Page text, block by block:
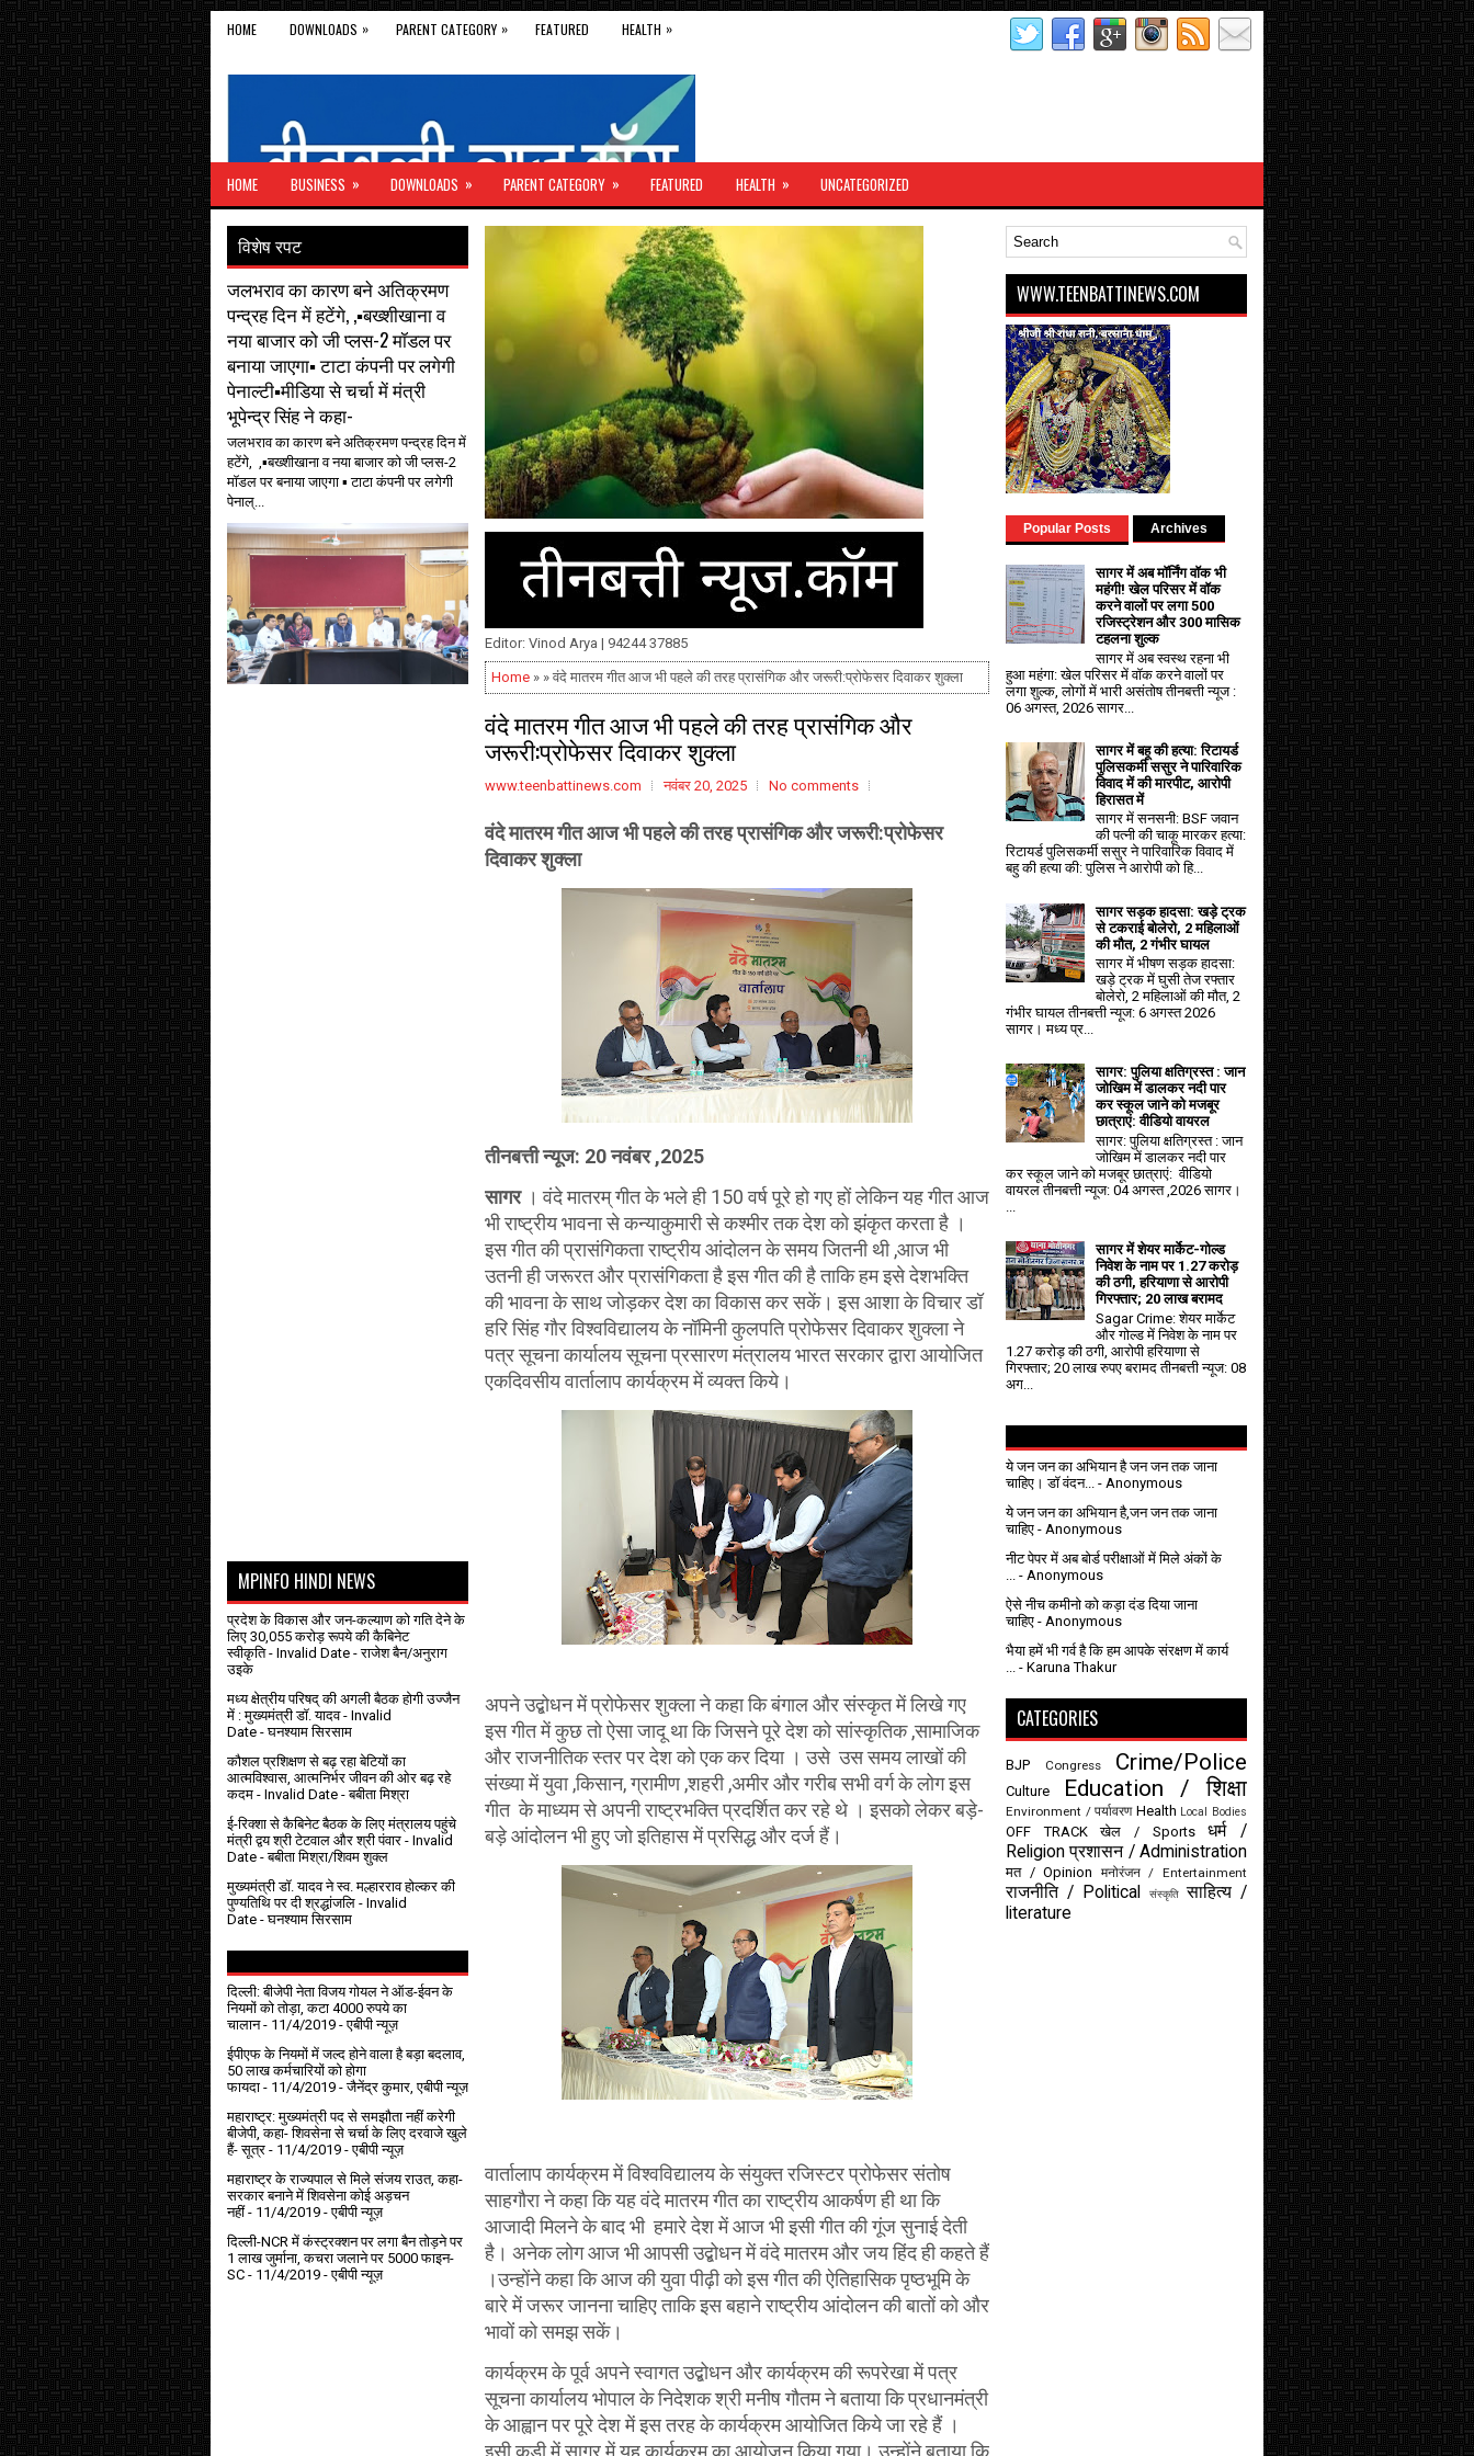
HOME DOWNLOADS » PARENT CATEGORY » FEATURED HEALTH »
HOME BUSINESS » DOWNLOADS » PARENT CATEGORY » FEATURED HEALTH » UNCATEGORIZED
Editor: Vinod Arya | 94244 37885
Home » » वंदे मातरम गीत आज भी पहले की तरह प्रासंगिक और जरूरी:प्रोफेसर दिवाकर शुक्ला
वंदे मातरम गीत आज भी पहले की तरह प्रासंगिक और
जरूरी:प्रोफेसर दिवाकर शुक्ला
www.teenbattinews.com नवंबर 20, 2025 No comments
वंदे मातरम गीत आज भी पहले की तरह प्रासंगिक और जरूरी:प्रोफेसर
दिवाकरशुक्ला
तीनबत्ती न्यूज: 20 नवंबर ,2025
सागर। वंदे मातरम् गीत के भले ही 150 वर्ष पूरे हो गए हों लेकिन यह गीत आज
भी राष्ट्रीय भावना से कन्याकुमारी से कश्मीर तक देश को झंकृत करता है ।
इस गीत की प्रासंगिकता राष्ट्रीय आंदोलन के समय जितनी थी ,आज भी
उतनी ही जरूरत और प्रासंगिकता है इस गीत की है ताकि हम इसे देशभक्ति
की भावना के साथ जोड़कर देश का विकास कर सकें। इस आशा के विचार डॉ
हरि सिंह गौर विश्वविद्यालय के नॉमिनी कुलपति प्रोफेसर दिवाकर शुक्ला ने
पत्र सूचना कार्यालय सूचना प्रसारण मंत्रालय भारत सरकार द्वारा आयोजित
एकदिवसीय वार्तालाप कार्यक्रम में व्यक्त किये।
अपने उद्बोधन में प्रोफेसर शुक्ला ने कहा कि बंगाल और संस्कृत में लिखे गए
इस गीत में कुछ तो ऐसा जादू था कि जिसने पूरे देश को सांस्कृतिक ,सामाजिक
और राजनीतिक स्तर पर देश को एक कर दिया । उसे उस समय लाखों की
संख्या में युवा ,किसान, ग्रामीण ,शहरी ,अमीर और गरीब सभी वर्ग के लोग इस
गीत के माध्यम से अपनी राष्ट्रभक्ति प्रदर्शित कर रहे थे । इसको लेकर बड़े-
बड़े आंदोलन भी हुए जो इतिहास में प्रसिद्ध और दर्ज हैं।
वार्तालाप कार्यक्रम में विश्वविद्यालय के संयुक्त रजिस्टर प्रोफेसर संतोष
साहगौरा ने कहा कि यह वंदे मातरम गीत का राष्ट्रीय आकर्षण ही था कि
आजादी मिलने के बाद भी हमारे देश में आज भी इसी गीत की गूंज सुनाई देती
है। अनेक लोग आज भी आपसी उद्बोधन में वंदे मातरम और जय हिंद ही कहते हैं
।उन्होंने कहा कि आज की युवा पीढ़ी को इस गीत की ऐतिहासिक पृष्ठभूमि के
बारे में जरूर जानना चाहिए ताकि इस बहाने राष्ट्रीय आंदोलन की बातों को और
भावों को समझ सकें।
कार्यक्रम के पूर्व अपने स्वागत उद्बोधन और कार्यक्रम की रूपरेखा में पत्र
सूचना कार्यालय भोपाल के निदेशक श्री मनीष गौतम ने बताया कि प्रधानमंत्री
के आह्वान पर पूरे देश में इस तरह के कार्यक्रम आयोजित किये जा रहे हैं ।
इसी कड़ी में सागर में यह कार्यक्रम का आयोजन किया गया। उन्होंने बताया कि
विशेष रपट
जलभराव का कारण बने अतिक्रमण
पन्द्रह दिन में हटेंगे, ,▪️बख्शीखाना व
नया बाजार को जी प्लस-2 मॉडल पर
बनाया जाएगा▪️ टाटा कंपनी पर लगेगी
पेनाल्टी▪️मीडिया से चर्चा में मंत्री
भूपेन्द्र सिंह ने कहा-
जलभराव का कारण बने अतिक्रमण पन्द्रह दिन में
हटेंगे, ,▪️बख्शीखाना व नया बाजार को जी प्लस-2
मॉडल पर बनाया जाएगा ▪️ टाटा कंपनी पर लगेगी
पेनाल्...
MPINFO HINDI NEWS
प्रदेश के विकास और जन-कल्याण को गति देने के
लिए 30,055 करोड़ रूपये की कैबिनेट
स्वीकृति- Invalid Date - राजेश बैन/अनुराग
उइके
मध्य क्षेत्रीय परिषद् की अगली बैठक होगी उज्जैन
में : मुख्यमंत्री डॉ. यादव- Invalid
Date - घनश्याम सिरसाम
कौशल प्रशिक्षण से बढ़ रहा बेटियों का
आत्मविश्वास, आत्मनिर्भर जीवन की ओर बढ़ रहे
कदम - Invalid Date - बबीता मिश्रा
ई-रिक्शा से कैबिनेट बैठक के लिए मंत्रालय पहुंचे
मंत्री द्वय श्री टेटवाल और श्री पंवार - Invalid
Date - बबीता मिश्रा/शिवम शुक्ल
मुख्यमंत्री डॉ. यादव ने स्व. मल्हारराव होल्कर की
पुण्यतिथि पर दी श्रद्धांजलि - Invalid
Date - घनश्याम सिरसाम
दिल्ली: बीजेपी नेता विजय गोयल ने ऑड-ईवन के
नियमों को तोड़ा, कटा 4000 रुपये का
चालान- 11/4/2019 - एबीपी न्यूज़
ईपीएफ के नियमों में जल्द होने वाला है बड़ा बदलाव,
50 लाख कर्मचारियों को होगा
फायदा - 11/4/2019 - जैनेंद्र कुमार, एबीपी न्यूज़
महाराष्ट्र: मुख्यमंत्री पद से समझौता नहीं करेगी
बीजेपी, कहा- शिवसेना से चर्चा के लिए दरवाजे खुले
हैं- सूत्र - 11/4/2019 - एबीपी न्यूज़
महाराष्ट्र के राज्यपाल से मिले संजय राउत, कहा-
सरकार बनाने में शिवसेना कोई अड़चन
नहीं- 11/4/2019 - एबीपी न्यूज़
दिल्ली-NCR में कंस्ट्रक्शन पर लगा बैन तोड़ने पर
1 लाख जुर्माना, कचरा जलाने पर ₹5000 फाइन-
SC - 11/4/2019 - एबीपी न्यूज़
WWW.TEENBATTINEWS.COM
Popular Posts Archives
सागर में अब मॉर्निंग वॉक भी
महंगी! खेल परिसर में वॉक
करने वालों पर लगा ₹500
रजिस्ट्रेशन और ₹300 मासिक
टहलना शुल्क
सागर में अब स्वस्थ रहना भी
हुआ महंगा: खेल परिसर में वॉक करने वालों पर
लगा शुल्क, लोगों में भारी असंतोष तीनबत्ती न्यूज :
06 अगस्त, 2026 सागर...
सागर में बहू की हत्या: रिटायर्ड
पुलिसकर्मी ससुर ने पारिवारिक
विवाद में की मारपीट, आरोपी
हिरासत में
सागर में सनसनी: BSF जवान
की पत्नी की चाकू मारकर हत्या:
रिटायर्ड पुलिसकर्मी ससुर ने पारिवारिक विवाद में
बहु की हत्या की: पुलिस ने आरोपी को हि...
सागर सड़क हादसा: खड़े ट्रक
से टकराई बोलेरो, 2 महिलाओं
की मौत, 2 गंभीर घायल
सागर में भीषण सड़क हादसा:
खड़े ट्रक में घुसी तेज रफ्तार
बोलेरो, 2 महिलाओं की मौत, 2
गंभीर घायल तीनबत्ती न्यूज: 6 अगस्त 2026
सागर। मध्य प्र...
सागर: पुलिया क्षतिग्रस्त : जान
जोखिम में डालकर नदी पार
कर स्कूल जाने को मजबूर
छात्राएं: वीडियो वायरल
सागर: पुलिया क्षतिग्रस्त : जान
जोखिम में डालकर नदी पार
कर स्कूल जाने को मजबूर छात्राएं: वीडियो
वायरल तीनबत्ती न्यूज: 04 अगस्त ,2026 सागर।
...
सागर में शेयर मार्केट-गोल्ड
निवेश के नाम पर 1.27 करोड़
की ठगी, हरियाणा से आरोपी
गिरफ्तार; 20 लाख बरामद
Sagar Crime: शेयर मार्केट
और गोल्ड में निवेश के नाम पर
1.27 करोड़ की ठगी, आरोपी हरियाणा से
गिरफ्तार; 20 लाख रुपए बरामद तीनबत्ती न्यूज: 08
अग...
ये जन जन का अभियान है जन जन तक जाना
चाहिए। डॉ वंदन...
- Anonymous
ये जन जन का अभियान है,जन जन तक जाना
चाहिए - Anonymous
नीट पेपर में अब बोर्ड परीक्षाओं में मिले अंकों के
- Anonymous
ऐसे नीच कमीनो को कड़ा दंड दिया जाना
चाहिए - Anonymous
भैया हमें भी गर्व है कि हम आपके संरक्षण में कार्य
- Karuna Thakur
CATEGORIES
BJP Congress Crime/Police
Culture Education / शिक्षा
Environment / पर्यावरण Health Local Bodies
OFF TRACK खेल / Sports
धर्म /
Religion प्रशासन / Administration
मत / Opinion मनोरंजन / Entertainment
राजनीति / Political संस्कृति साहित्य /
literature